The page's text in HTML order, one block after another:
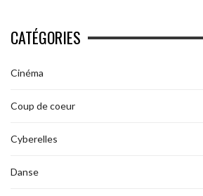
CATÉGORIES
Cinéma
Coup de coeur
Cyberelles
Danse